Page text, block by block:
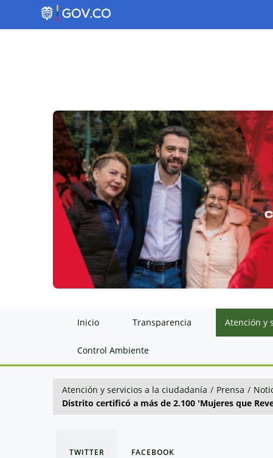
Inicio Transparencia Atención y
Control Ambiente
Atención y servicios a la ciudadanía / Prensa /
Distrito certificó a más de 2.100 'Mujeres que
TWITTER FACEBOOK